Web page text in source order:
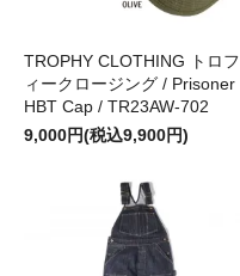
TROPHY CLOTHING トロフ
ィークロージング / Prisoner
HBT Cap / TR23AW-702
9,000円(税込9,900円)